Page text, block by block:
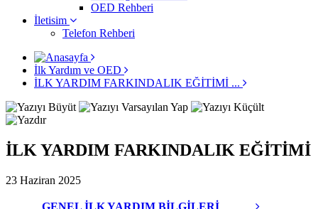
OED Rehberi
İletisim
Telefon Rehberi
İlk Yardım ve OED
İLK YARDIM FARKINDALIK EĞİTİMİ ...
İLK YARDIM FARKINDALIK EĞİTİMİ
23 Haziran 2025
GENEL İLK YARDIM BİLGİLERİ